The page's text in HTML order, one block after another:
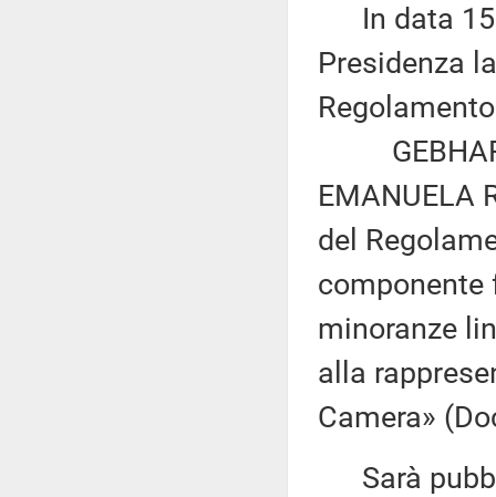
In data 15
Presidenza
EMANUELA
del
minoranze
alla
Camera»
Sarà